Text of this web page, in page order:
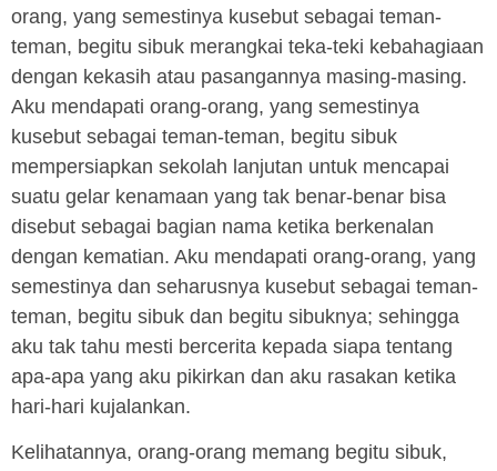
orang, yang semestinya kusebut sebagai teman-
teman, begitu sibuk merangkai teka-teki kebahagiaan
dengan kekasih atau pasangannya masing-masing.
Aku mendapati orang-orang, yang semestinya
kusebut sebagai teman-teman, begitu sibuk
mempersiapkan sekolah lanjutan untuk mencapai
suatu gelar kenamaan yang tak benar-benar bisa
disebut sebagai bagian nama ketika berkenalan
dengan kematian. Aku mendapati orang-orang, yang
semestinya dan seharusnya kusebut sebagai teman-
teman, begitu sibuk dan begitu sibuknya; sehingga
aku tak tahu mesti bercerita kepada siapa tentang
apa-apa yang aku pikirkan dan aku rasakan ketika
hari-hari kujalankan.
Kelihatannya, orang-orang memang begitu sibuk,